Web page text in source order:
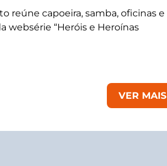
reúne capoeira, samba, oficinas e
websérie “Heróis e Heroínas
VER MAIS